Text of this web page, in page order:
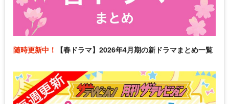
随時更新中！ 【春ドラマ】2026年4月期の新ドラマまとめ一覧